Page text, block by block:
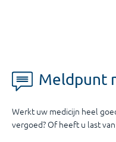
Meldpunt
Werkt uw medicijn heel
vergoed? Of heeft u last